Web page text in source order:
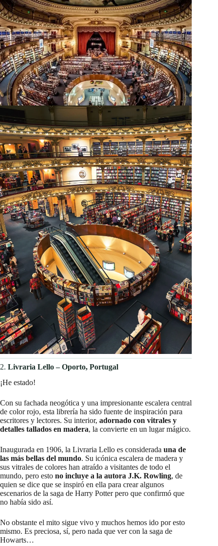
2. Livraria Lello – Oporto, Portugal
¡He estado!
Con su fachada neogótica y una impresionante escalera central
de color rojo, esta librería ha sido fuente de inspiración para
escritores y lectores. Su interior, adornado con vitrales y
detalles tallados en madera, la convierte en un lugar mágico.​
Inaugurada en 1906, la Livraria Lello es considerada una de
las más bellas del mundo. Su icónica escalera de madera y
sus vitrales de colores han atraído a visitantes de todo el
mundo, pero esto no incluye a la autora J.K. Rowling, de
quien se dice que se inspiró en ella para crear algunos
escenarios de la saga de Harry Potter pero que confirmó que
no había sido así.
No obstante el mito sigue vivo y muchos hemos ido por esto
mismo. Es preciosa, sí, pero nada que ver con la saga de
Howarts…